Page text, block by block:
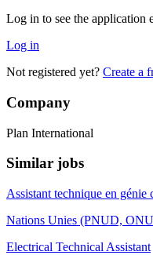
Log in to see the application
Log in
Not registered yet? Create a
Company
Plan International
Similar jobs
Assistant technique en génie
Nations Unies (PNUD,
Electrical Technical Assistant